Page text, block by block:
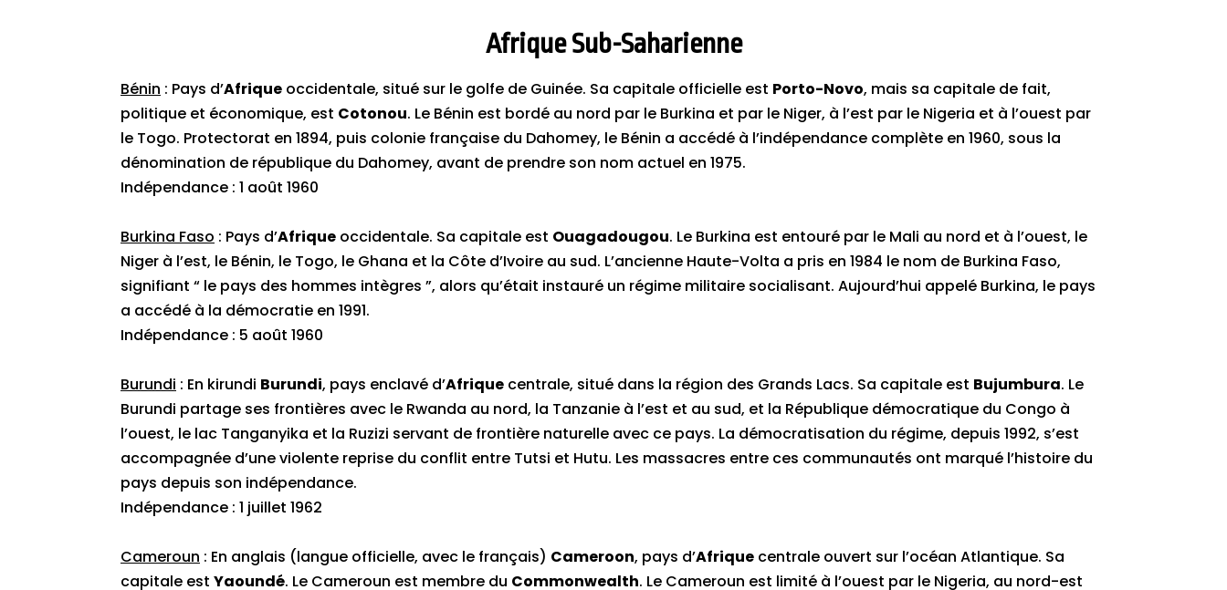
Afrique Sub-Saharienne
Bénin : Pays d’Afrique occidentale, situé sur le golfe de Guinée. Sa capitale officielle est Porto-Novo, mais sa capitale de fait,
politique et économique, est Cotonou. Le Bénin est bordé au nord par le Burkina et par le Niger, à l’est par le Nigeria et à l’ouest par
le Togo. Protectorat en 1894, puis colonie française du Dahomey, le Bénin a accédé à l’indépendance complète en 1960, sous la
dénomination de république du Dahomey, avant de prendre son nom actuel en 1975.
Indépendance : 1 août 1960
Burkina Faso : Pays d’Afrique occidentale. Sa capitale est Ouagadougou. Le Burkina est entouré par le Mali au nord et à l’ouest, le
Niger à l’est, le Bénin, le Togo, le Ghana et la Côte d’Ivoire au sud. L’ancienne Haute-Volta a pris en 1984 le nom de Burkina Faso,
signifiant “ le pays des hommes intègres ”, alors qu’était instauré un régime militaire socialisant. Aujourd’hui appelé Burkina, le pays
a accédé à la démocratie en 1991.
Indépendance : 5 août 1960
Burundi : En kirundi Burundi, pays enclavé d’Afrique centrale, situé dans la région des Grands Lacs. Sa capitale est Bujumbura. Le
Burundi partage ses frontières avec le Rwanda au nord, la Tanzanie à l’est et au sud, et la République démocratique du Congo à
l’ouest, le lac Tanganyika et la Ruzizi servant de frontière naturelle avec ce pays. La démocratisation du régime, depuis 1992, s’est
accompagnée d’une violente reprise du conflit entre Tutsi et Hutu. Les massacres entre ces communautés ont marqué l’histoire du
pays depuis son indépendance.
Indépendance : 1 juillet 1962
Cameroun : En anglais (langue officielle, avec le français) Cameroon, pays d’Afrique centrale ouvert sur l’océan Atlantique. Sa
capitale est Yaoundé. Le Cameroun est membre du Commonwealth. Le Cameroun est limité à l’ouest par le Nigeria, au nord-est